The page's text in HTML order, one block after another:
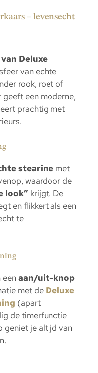
– levensecht
Deluxe
van echte
rook, roet of
geeft een moderne,
prachtig met
stearine met
waardoor de
look” krijgt. De
en flikkert als een
te
eenaan/uit-knop
met de Deluxe
(apart
de timerfunctie
geniet je altijd van